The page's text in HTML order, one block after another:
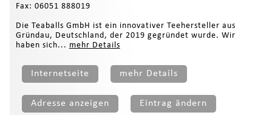
Fax: 06051 888019
Die Teaballs GmbH ist ein innovativer Teehersteller aus
Gründau, Deutschland, der 2019 gegründet wurde. Wir
haben sich... mehr Details
Internetseite mehr Details
Adresse anzeigen Eintrag ändern